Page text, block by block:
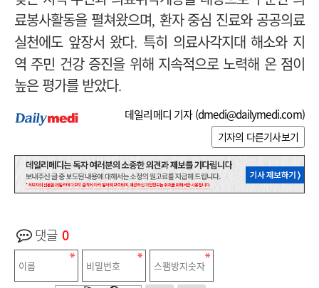
료봉사활동을 펼쳐왔으며, 환자 중심 진료와 공공의료
실천에도 앞장서 왔다. 특히 의료사각지대 해소와 지
역 주민 건강 증진을 위해 지속적으로 노력해 온 점이
높은 평가를 받았다.
데일리메디 기자 (dmedi@dailymedi.com)
기자의 다른기사보기
댓글 0